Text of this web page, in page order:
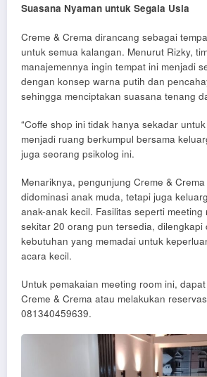
Suasana Nyaman untuk Segala Usia
Creme & Crema dirancang sebagai
untuk semua kalangan. Menurut Rizky,
manajemennya ingin tempat ini menjadi
dengan konsep warna putih dan
sehingga menciptakan suasana tenang
“Coffe shop ini tidak hanya sekadar
menjadi ruang berkumpul bersama
juga seorang psikolog ini.
Menariknya, pengunjung Creme &
didominasi anak muda, tetapi juga
anak-anak kecil. Fasilitas seperti meeting
sekitar 20 orang pun tersedia, dilengkapi
kebutuhan yang memadai untuk
acara kecil.
Untuk pemakaian meeting room ini,
Creme & Crema atau melakukan
081340459639.